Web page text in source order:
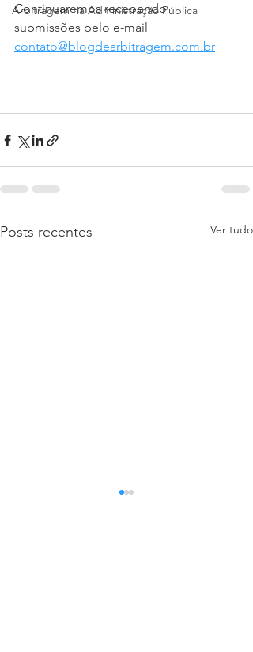
Arbitragem na Administração Pública
Continuaremos recebendo
submissões pelo e-mail
contato@blogdearbitragem.com.br
Posts recentes Ver tudo